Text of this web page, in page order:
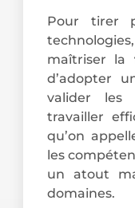
Pour tirer
maîtriser la
d’adopter
valider les
travailler
qu’on
les
un atout
domaines.